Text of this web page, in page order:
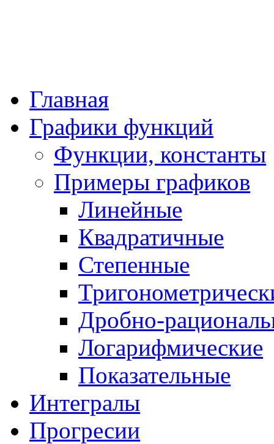
Главная
Графики функций
Функции, константы
Примеры графиков
Линейные
Квадратичные
Степенные
Дробно-
Логарифмические
Показательные
Интегралы
Прогресии